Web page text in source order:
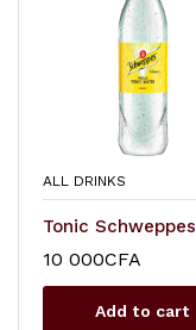
ALL DRINKS
Tonic Schweppes
10 000CFA
Add to cart